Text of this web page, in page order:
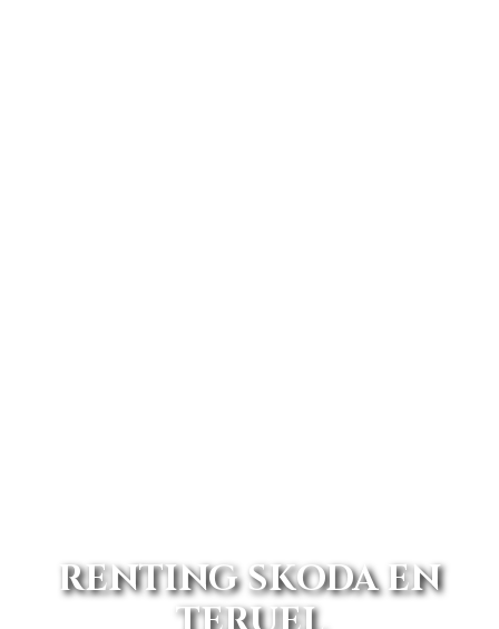
RENTING SKODA EN